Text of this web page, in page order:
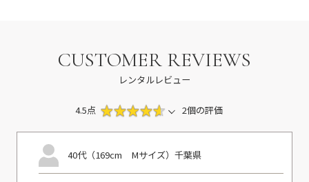
CUSTOMER REVIEWS
レンタルレビュー
4.5点 2個の評価
40代（169cm Mサイズ） 千葉県